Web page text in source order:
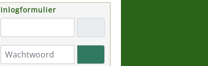
Inlogformulier
"Email adres"
Wachtwoord
Toon wachtwoord